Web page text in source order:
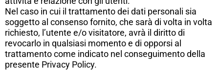
Nel caso in cui il trattamento dei dati personali sia
soggetto al consenso fornito, che sarà di volta in volta
richiesto, l’utente e/o visitatore, avrà il diritto di
revocarlo in qualsiasi momento e di opporsi al
trattamento come indicato nel conseguimento della
presente Privacy Policy.